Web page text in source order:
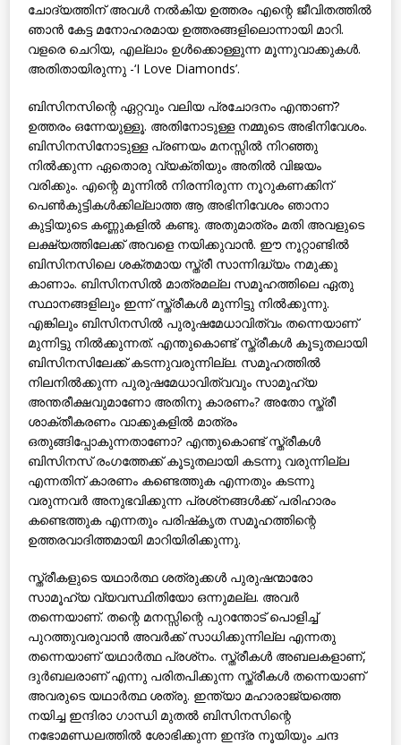
ചോദ്യത്തിന് അവള്‍ നല്‍കിയ ഉത്തരം എന്റെ ജീവിതത്തില്‍
ഞാന്‍ കേട്ട മനോഹരമായ ഉത്തരങ്ങളിലൊന്നായി മാറി.
വളരെ ചെറിയ, എല്ലാം ഉള്‍ക്കൊള്ളുന്ന മൂന്നുവാക്കുകള്‍.
അതിതായിരുന്നു -‘I Love Diamonds’.
ബിസിനസിന്റെ ഏറ്റവും വലിയ പ്രചോദനം എന്താണ്?
ഉത്തരം ഒന്നേയുള്ളൂ. അതിനോടുള്ള നമ്മുടെ അഭിനിവേശം.
ബിസിനസിനോടുള്ള പ്രണയം മനസ്സില്‍ നിറഞ്ഞു
നില്‍ക്കുന്ന ഏതൊരു വ്യക്തിയും അതില്‍ വിജയം
വരിക്കും. എന്റെ മുന്നില്‍ നിരന്നിരുന്ന നൂറുകണക്കിന്
പെണ്‍കുട്ടികള്‍ക്കില്ലാത്ത ആ അഭിനിവേശം ഞാനാ
കുട്ടിയുടെ കണ്ണുകളില്‍ കണ്ടു. അതുമാത്രം മതി അവളുടെ
ലക്ഷ്യത്തിലേക്ക് അവളെ നയിക്കുവാന്‍. ഈ നൂറ്റാണ്ടില്‍
ബിസിനസിലെ ശക്തമായ സ്ത്രീ സാന്നിദ്ധ്യം നമുക്കു
കാണാം. ബിസിനസില്‍ മാത്രമല്ല സമൂഹത്തിലെ ഏതു
സ്ഥാനങ്ങളിലും ഇന്ന് സ്ത്രീകള്‍ മുന്നിട്ടു നില്‍ക്കുന്നു.
എങ്കിലും ബിസിനസില്‍ പുരുഷമേധാവിത്വം തന്നെയാണ്
മുന്നിട്ടു നില്‍ക്കുന്നത്. എന്തുകൊണ്ട് സ്ത്രീകള്‍ കൂടുതലായി
ബിസിനസിലേക്ക് കടന്നുവരുന്നില്ല. സമൂഹത്തില്‍
നിലനില്‍ക്കുന്ന പുരുഷമേധാവിത്വവും സാമൂഹ്യ
അന്തരീക്ഷവുമാണോ അതിനു കാരണം? അതോ സ്ത്രീ
ശാക്തീകരണം വാക്കുകളില്‍ മാത്രം
ഒതുങ്ങിപ്പോകുന്നതാണോ? എന്തുകൊണ്ട് സ്ത്രീകള്‍
ബിസിനസ് രംഗത്തേക്ക് കൂടുതലായി കടന്നു വരുന്നില്ല
എന്നതിന് കാരണം കണ്ടെത്തുക എന്നതും കടന്നു
വരുന്നവര്‍ അനുഭവിക്കുന്ന പ്രശ്‌നങ്ങള്‍ക്ക് പരിഹാരം
കണ്ടെത്തുക എന്നതും പരിഷ്‌കൃത സമൂഹത്തിന്റെ
ഉത്തരവാദിത്തമായി മാറിയിരിക്കുന്നു.
സ്ത്രീകളുടെ യഥാര്‍ത്ഥ ശത്രുക്കള്‍ പുരുഷന്മാരോ
സാമൂഹ്യ വ്യവസ്ഥിതിയോ ഒന്നുമല്ല. അവര്‍
തന്നെയാണ്. തന്റെ മനസ്സിന്റെ പുറന്തോട് പൊളിച്ച്
പുറത്തുവരുവാന്‍ അവര്‍ക്ക് സാധിക്കുന്നില്ല എന്നതു
തന്നെയാണ് യഥാര്‍ത്ഥ പ്രശ്‌നം. സ്ത്രീകള്‍ അബലകളാണ്,
ദുര്‍ബലരാണ് എന്നു പരിതപിക്കുന്ന സ്ത്രീകള്‍ തന്നെയാണ്
അവരുടെ യഥാര്‍ത്ഥ ശത്രു. ഇന്ത്യാ മഹാരാജ്യത്തെ
നയിച്ച ഇന്ദിരാ ഗാന്ധി മുതല്‍ ബിസിനസിന്റെ
നഭോമണ്ഡലത്തില്‍ ശോഭിക്കുന്ന ഇന്ദ്ര നൂയിയും ചന്ദ